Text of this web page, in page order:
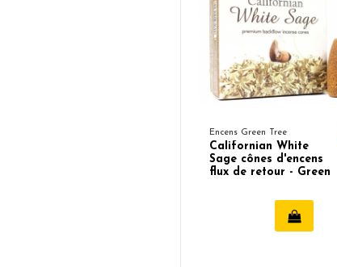
Encens Green Tree
Californian White
Sage cônes d'encens
flux de retour - Green